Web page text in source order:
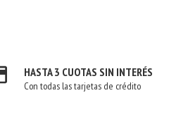
HASTA 3 CUOTAS SIN INTERÉS
Con todas las tarjetas de crédito